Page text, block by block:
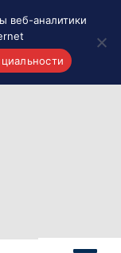
веб-аналитики